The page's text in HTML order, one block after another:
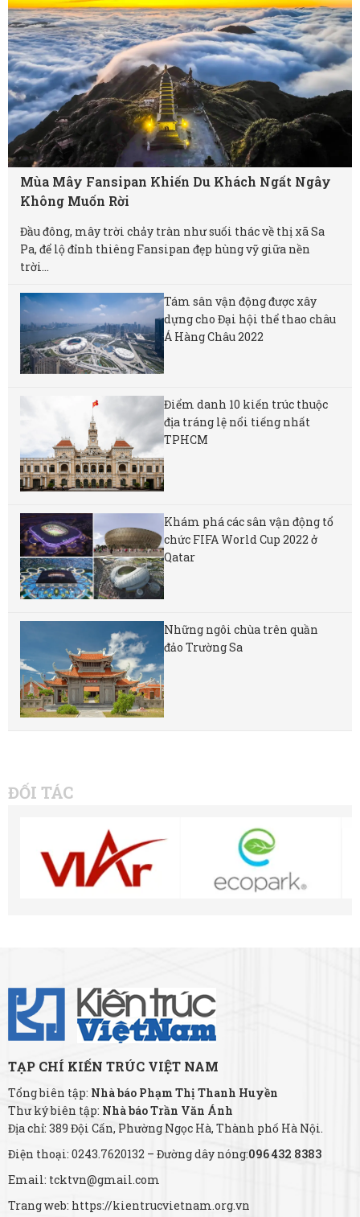
Mùa Mây Fansipan Khiến Du Khách Ngất Ngây
Không Muốn Rời
Đầu đông, mây trời chảy tràn như suối thác về thị xã Sa
Pa, để lộ đỉnh thiêng Fansipan đẹp hùng vỹ giữa nền
trời...
Tám sân vận động được xây
dựng cho Đại hội thể thao châu
Á Hàng Châu 2022
Điểm danh 10 kiến trúc thuộc
địa tráng lệ nổi tiếng nhất
TPHCM
Khám phá các sân vận động tổ
chức FIFA World Cup 2022 ở
Qatar
Những ngôi chùa trên quần
đảo Trường Sa
ĐỐI TÁC
TẠP CHÍ KIẾN TRÚC VIỆT NAM
Tổng biên tập: Nhà báo Phạm Thị Thanh Huyền
Thư ký biên tập: Nhà báo Trần Văn Ánh
Địa chỉ: 389 Đội Cấn, Phường Ngọc Hà, Thành phố Hà Nội.
Điện thoại: 0243.7620132 – Đường dây nóng:096 432 8383
Email: tcktvn@gmail.com
Trang web: https://kientrucvietnam.org.vn